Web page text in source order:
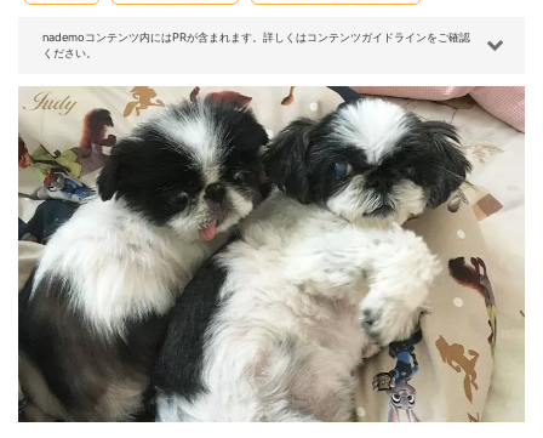
nademoコンテンツ内にはPRが含まれます。詳しくはコンテンツガイドラインをご確認
ください。